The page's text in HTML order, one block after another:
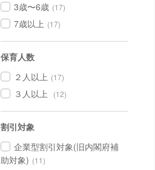
3歳〜6歳 (17)
7歳以上 (17)
保育人数
２人以上 (17)
３人以上 (12)
割引対象
企業型割引対象(旧内閣府補
助対象) (11)